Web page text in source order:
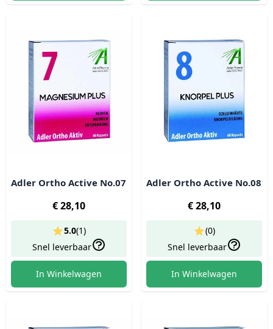
Adler Ortho Active No.07
€ 28,10
Snel leverbaar
5.0(1)
In Winkelwagen
Adler Ortho Active No.08
€ 28,10
Snel leverbaar
(0)
In Winkelwagen